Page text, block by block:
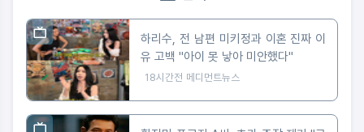
하리수, 전 남편 미키정과 이혼 진짜 이
유 고백 "아이 못 낳아 미안했다"
18시간전 메디먼트뉴스